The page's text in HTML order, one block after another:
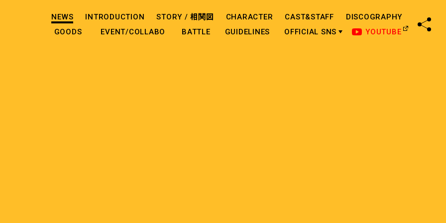
NEWS INTRODUCTION STORY /相関図 CHARACTER CAST&STAFF
DISCOGRAPHY
GOODS
EVENT/COLLABO BATTLE GUIDELINES OFFICIAL SNS YOUTUBE